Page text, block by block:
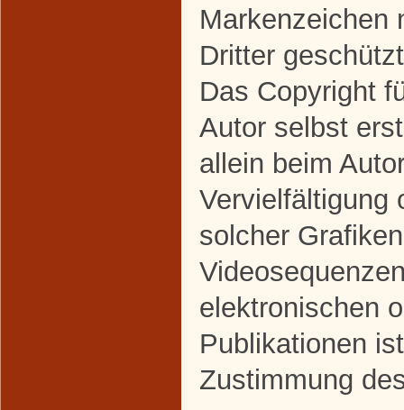
Markenzeichen
Dritter
Das Copyright
Autor selbst
allein beim
Vervielfältigung
solcher
elektronischen
Publikationen
Zustimmung